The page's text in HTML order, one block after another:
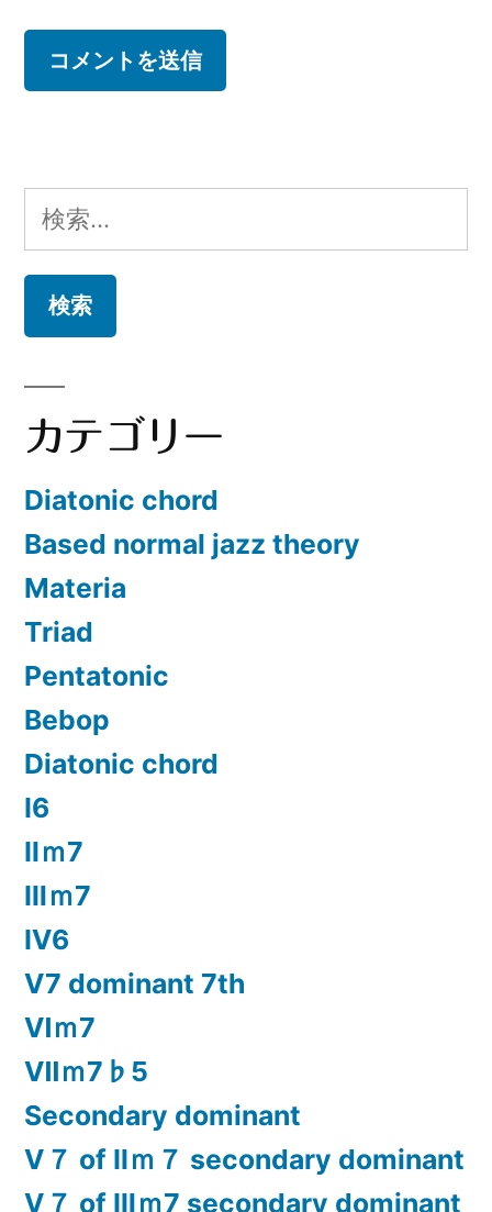
検
索:
カテゴリー
Diatonic chord
Based normal jazz theory
Materia
Triad
Pentatonic
Bebop
Diatonic chord
Ⅰ6
Ⅱｍ7
Ⅲｍ7
Ⅳ6
Ⅴ7 dominant 7th
Ⅵｍ7
Ⅶｍ7♭5
Secondary dominant
Ⅴ７ of Ⅱｍ７ secondary dominant
Ⅴ７ of Ⅲｍ7 secondary dominant